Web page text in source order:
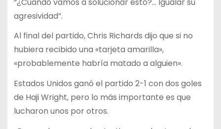
agresividad”.
Al final del partido, Chris Richards dijo que si no
hubiera recibido una «tarjeta amarilla»,
«probablemente habría matado a alguien».
Estados Unidos ganó el partido 2-1 con dos goles
de Haji Wright, pero lo más importante es que
lucharon unos por otros.